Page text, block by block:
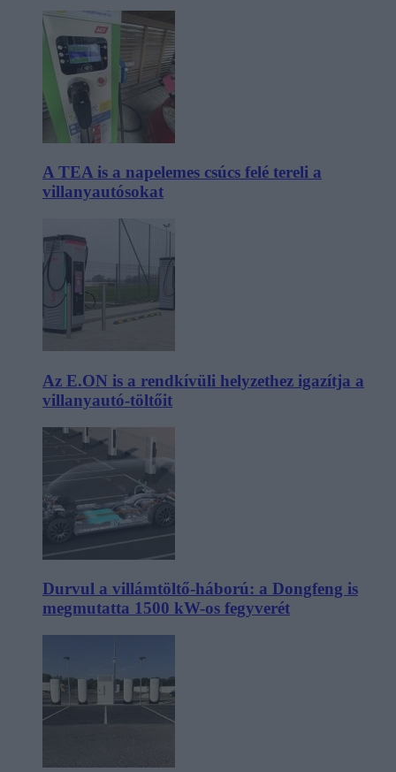
A TEA is a napelemes csúcs felé tereli a
villanyautósokat
Az E.ON is a rendkívüli helyzethez igazítja a
villanyautó-töltőit
Durvul a villámtöltő-háború: a Dongfeng is
megmutatta 1500 kW-os fegyverét